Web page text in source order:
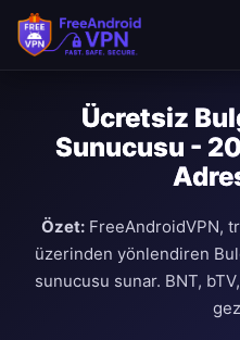
Ücretsiz
Sunucusu -
Özet:FreeAndroidVPN,
üzerinden yönlendiren
sunucusu sunar. BNT,